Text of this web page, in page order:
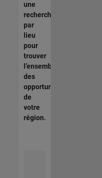
une
recherche
par
lieu
pour
trouver
l’ensemble
des
opportunités
de
votre
région.